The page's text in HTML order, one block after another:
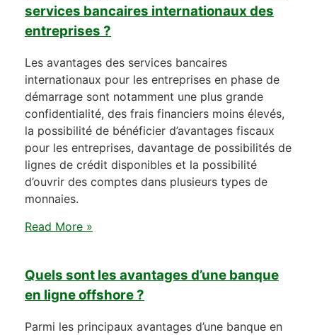
services bancaires internationaux des
entreprises ?
Les avantages des services bancaires
internationaux pour les entreprises en phase de
démarrage sont notamment une plus grande
confidentialité, des frais financiers moins élevés,
la possibilité de bénéficier d’avantages fiscaux
pour les entreprises, davantage de possibilités de
lignes de crédit disponibles et la possibilité
d’ouvrir des comptes dans plusieurs types de
monnaies.
Read More »
Quels sont les avantages d’une banque
en ligne offshore ?
Parmi les principaux avantages d’une banque en